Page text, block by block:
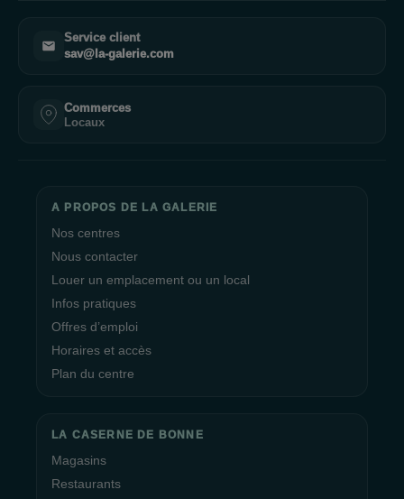
Service client
sav@la-galerie.com
Commerces
Locaux
A PROPOS DE LA GALERIE
Nos centres
Nous contacter
Louer un emplacement ou un local
Infos pratiques
Offres d’emploi
Horaires et accès
Plan du centre
LA CASERNE DE BONNE
Magasins
Restaurants